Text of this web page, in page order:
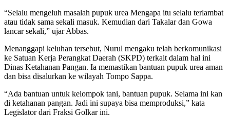
“Selalu mengeluh masalah pupuk urea Mengapa itu selalu terlambat
atau tidak sama sekali masuk. Kemudian dari Takalar dan Gowa
lancar sekali,” ujar Abbas.
Menanggapi keluhan tersebut, Nurul mengaku telah berkomunikasi
ke Satuan Kerja Perangkat Daerah (SKPD) terkait dalam hal ini
Dinas Ketahanan Pangan. Ia memastikan bantuan pupuk urea aman
dan bisa disalurkan ke wilayah Tompo Sappa.
“Ada bantuan untuk kelompok tani, bantuan pupuk. Selama ini kan
di ketahanan pangan. Jadi ini supaya bisa memproduksi,” kata
Legislator dari Fraksi Golkar ini.